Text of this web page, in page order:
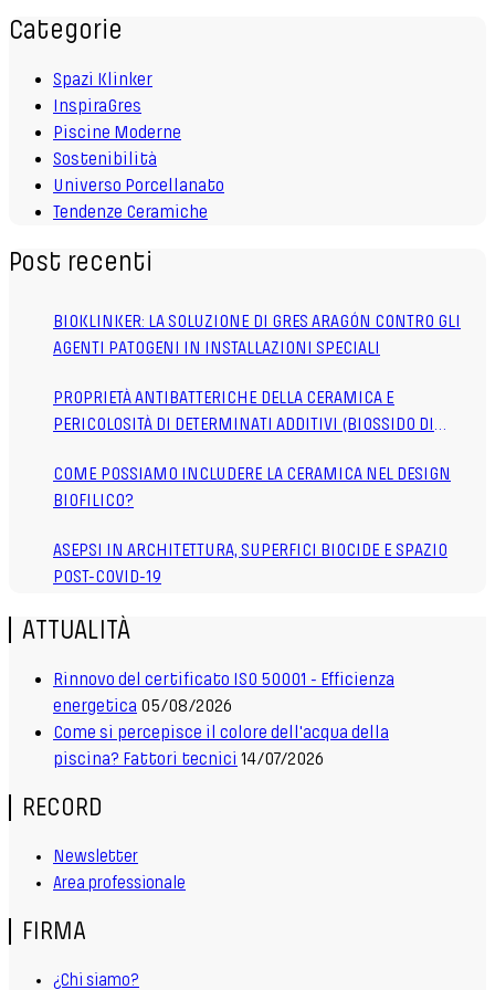
Categorie
Spazi Klinker
InspiraGres
Piscine Moderne
Sostenibilità
Universo Porcellanato
Tendenze Ceramiche
Post recenti
BIOKLINKER: LA SOLUZIONE DI GRES ARAGÓN CONTRO GLI
AGENTI PATOGENI IN INSTALLAZIONI SPECIALI
PROPRIETÀ ANTIBATTERICHE DELLA CERAMICA E
PERICOLOSITÀ DI DETERMINATI ADDITIVI (BIOSSIDO DI
COME POSSIAMO INCLUDERE LA CERAMICA NEL DESIGN
BIOFILICO?
ASEPSI IN ARCHITETTURA, SUPERFICI BIOCIDE E SPAZIO
POST-COVID-19
ATTUALITÀ
Rinnovo del certificato ISO 50001 - Efficienza
energetica 05/08/2026
Come si percepisce il colore dell'acqua della
piscina? Fattori tecnici 14/07/2026
RECORD
Newsletter
Area professionale
FIRMA
¿Chi siamo?